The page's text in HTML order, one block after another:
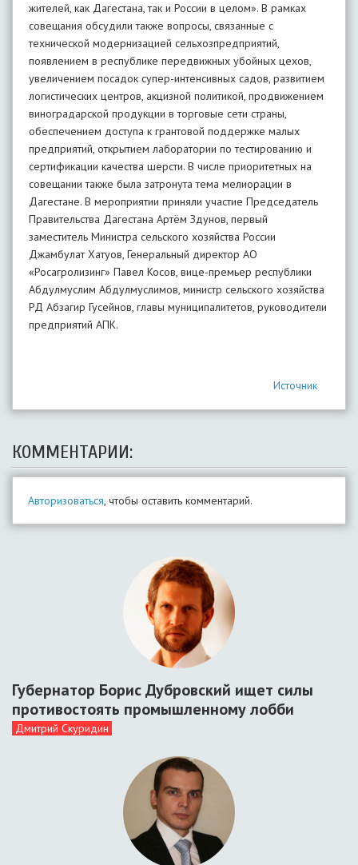
жителей, как Дагестана, так и России в целом». В рамках
совещания обсудили также вопросы, связанные с
технической модернизацией сельхозпредприятий,
появлением в республике передвижных убойных цехов,
увеличением посадок супер-интенсивных садов, развитием
логистических центров, акцизной политикой, продвижением
виноградарской продукции в торговые сети страны,
обеспечением доступа к грантовой поддержке малых
предприятий, открытием лаборатории по тестированию и
сертификации качества шерсти. В числе приоритетных на
совещании также была затронута тема мелиорации в
Дагестане. В мероприятии приняли участие Председатель
Правительства Дагестана Артём Здунов, первый
заместитель Министра сельского хозяйства России
Джамбулат Хатуов, Генеральный директор АО
«Росагролизинг» Павел Косов, вице-премьер республики
Абдулмуслим Абдулмуслимов, министр сельского хозяйства
РД Абзагир Гусейнов, главы муниципалитетов, руководители
предприятий АПК.
Источник
КОММЕНТАРИИ:
Авторизоваться, чтобы оставить комментарий.
Губернатор Борис Дубровский ищет силы
противостоять промышленному лобби
Дмитрий Скуридин